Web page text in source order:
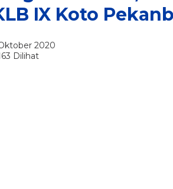
IX Koto
2020
Dilihat